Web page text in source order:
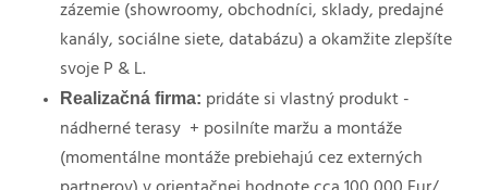
zázemie (showroomy, obchodníci, sklady, predajné
kanály, sociálne siete, databázu) a okamžite zlepšíte
svoje P & L.
Realizačná firma: pridáte si vlastný produkt -
nádherné terasy + posilníte maržu a montáže
(momentálne montáže prebiehajú cez externých